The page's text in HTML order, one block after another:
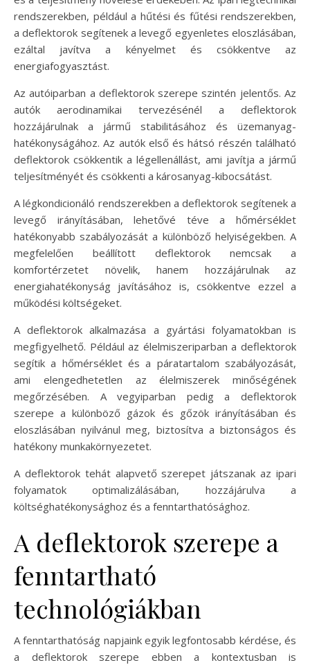
rendszerekben, például a hűtési és fűtési rendszerekben,
a deflektorok segítenek a levegő egyenletes eloszlásában,
ezáltal javítva a kényelmet és csökkentve az
energiafogyasztást.
Az autóiparban a deflektorok szerepe szintén jelentős. Az
autók aerodinamikai tervezésénél a deflektorok
hozzájárulnak a jármű stabilitásához és üzemanyag-
hatékonyságához. Az autók első és hátsó részén található
deflektorok csökkentik a légellenállást, ami javítja a jármű
teljesítményét és csökkenti a károsanyag-kibocsátást.
A légkondicionáló rendszerekben a deflektorok segítenek a
levegő irányításában, lehetővé téve a hőmérséklet
hatékonyabb szabályozását a különböző helyiségekben. A
megfelelően beállított deflektorok nemcsak a
komfortérzetet növelik, hanem hozzájárulnak az
energiahatékonyság javításához is, csökkentve ezzel a
működési költségeket.
A deflektorok alkalmazása a gyártási folyamatokban is
megfigyelhető. Például az élelmiszeriparban a deflektorok
segítik a hőmérséklet és a páratartalom szabályozását,
ami elengedhetetlen az élelmiszerek minőségének
megőrzésében. A vegyiparban pedig a deflektorok
szerepe a különböző gázok és gőzök irányításában és
eloszlásában nyilvánul meg, biztosítva a biztonságos és
hatékony munkakörnyezetet.
A deflektorok tehát alapvető szerepet játszanak az ipari
folyamatok optimalizálásában, hozzájárulva a
költséghatékonysághoz és a fenntarthatósághoz.
A deflektorok szerepe a
fenntartható
technológiákban
A fenntarthatóság napjaink egyik legfontosabb kérdése, és
a deflektorok szerepe ebben a kontextusban is